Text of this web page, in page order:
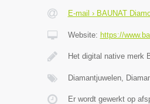
E-mail › BAUNAT
Website: https://
Het digital native merk
Diamantjuwelen,
Er wordt gewerkt op